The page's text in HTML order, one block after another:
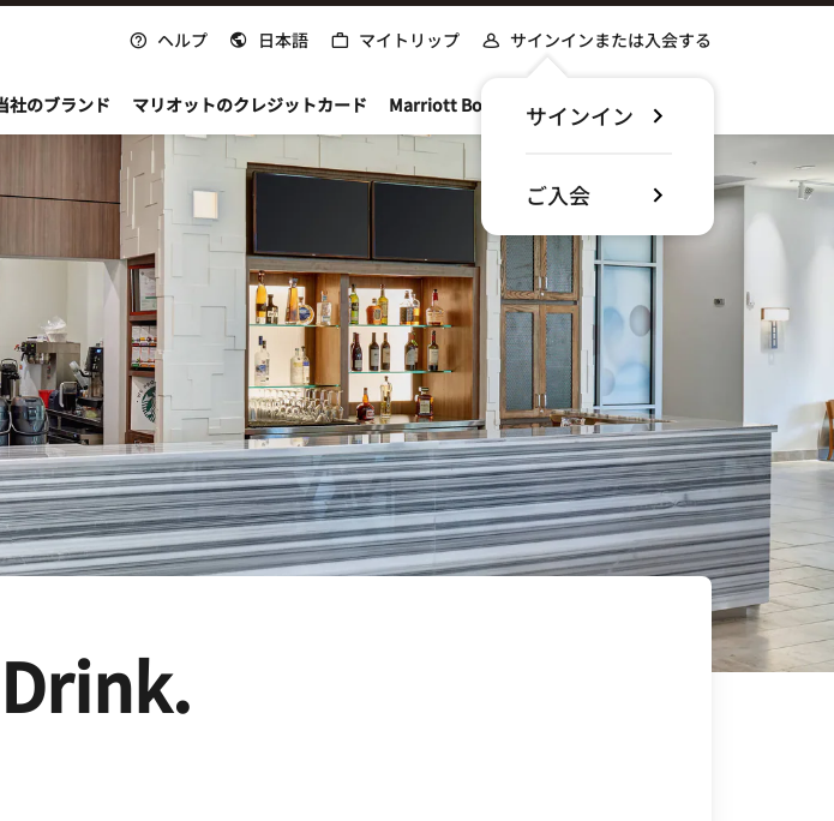
ヘルプ 日本語 マイトリップ サインインまたは入会する
サインイン
ご入会
社のブランド マリオットのクレジットカード Marriott Bonvoyについて